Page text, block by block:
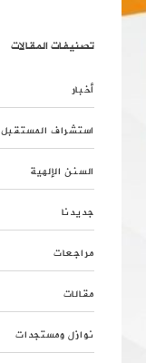
تصنيفات المقالات
أخبار
استشراف المستقبل
السنن الإلهية
جديدنا
مراجعات
مقالات
نوازل ومستجدات